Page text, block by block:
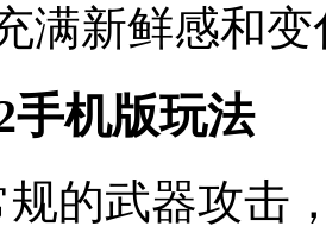
满新鲜感和变
手机版玩法
规的武器攻击